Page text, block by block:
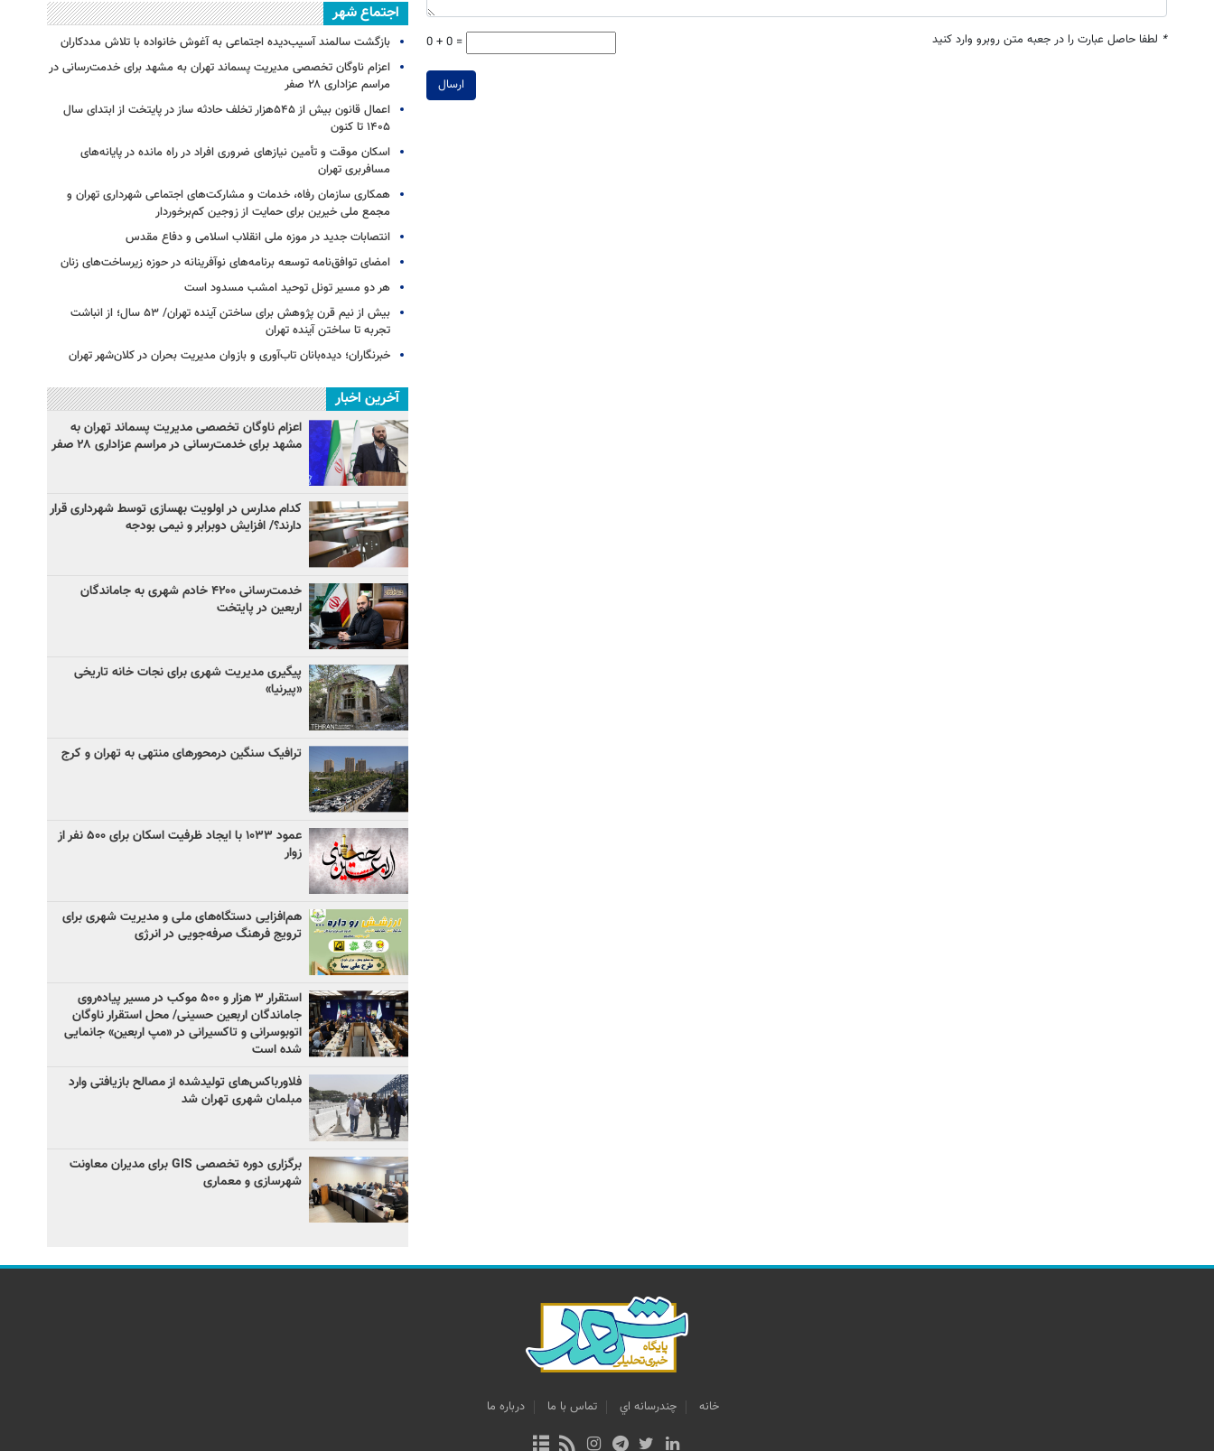
* لطفا حاصل عبارت را در جعبه متن روبرو وارد کنید 0 + 0 =
ارسال
اجتماع شهر
بازگشت سالمند آسیب‌دیده اجتماعی به آغوش خانواده با تلاش مددکاران
اعزام ناوگان تخصصی مدیریت پسماند تهران به مشهد برای خدمت‌رسانی در
مراسم عزاداری ۲۸ صفر
اعمال قانون بیش از ۵۴۵هزار تخلف حادثه ساز در پایتخت از ابتدای سال
۱۴۰۵ تا کنون
اسکان موقت و تأمین نیازهای ضروری افراد در راه مانده در پایانه‌های
مسافربری تهران
همکاری سازمان رفاه، خدمات و مشارکت‌های اجتماعی شهرداری تهران و
مجمع ملی خیرین برای حمایت از زوجین کم‌برخوردار
انتصابات جدید در موزه ملی انقلاب اسلامی و دفاع مقدس
امضای توافق‌نامه توسعه برنامه‌های نوآفرینانه در حوزه زیرساخت‏‌های زنان
هر دو مسیر تونل توحید امشب مسدود است
بیش از نیم قرن پژوهش برای ساختن آینده تهران/ ۵۳ سال؛ از انباشت
تجربه تا ساختن آینده تهران
خبرنگاران؛ دیده‌بانان تاب‌آوری و بازوان مدیریت بحران در کلان‌شهر تهران
آخرین اخبار
اعزام ناوگان تخصصی مدیریت پسماند تهران به
مشهد برای خدمت‌رسانی در مراسم عزاداری ۲۸ صفر
کدام مدارس در اولویت بهسازی توسط شهرداری قرار
دارند؟/ افزایش دوبرابر و نیمی بودجه
خدمت‌رسانی ۴۲۰۰ خادم شهری به جاماندگان
اربعین در پایتخت
پیگیری مدیریت شهری برای نجات خانه تاریخی
«پیرنیا»
ترافیک سنگین درمحورهای منتهی به تهران و کرج
عمود ۱۰۳۳ با ایجاد ظرفیت اسکان برای ۵۰۰ نفر از
زوار
هم‌افزایی دستگاه‌های ملی و مدیریت شهری برای
ترویج فرهنگ صرفه‌جویی در انرژی
استقرار ۳ هزار و ۵۰۰ موکب در مسیر پیاده‌روی
جاماندگان اربعین حسینی/ محل استقرار ناوگان
اتوبوسرانی و تاکسیرانی در «مپ اربعین» جانمایی
شده است
فلاورباکس‌های تولیدشده از مصالح بازیافتی وارد
مبلمان شهری تهران شد
برگزاری دوره تخصصی GIS برای مدیران معاونت
شهرسازی و معماری
خانه چندرسانه اي تماس با ما درباره ما